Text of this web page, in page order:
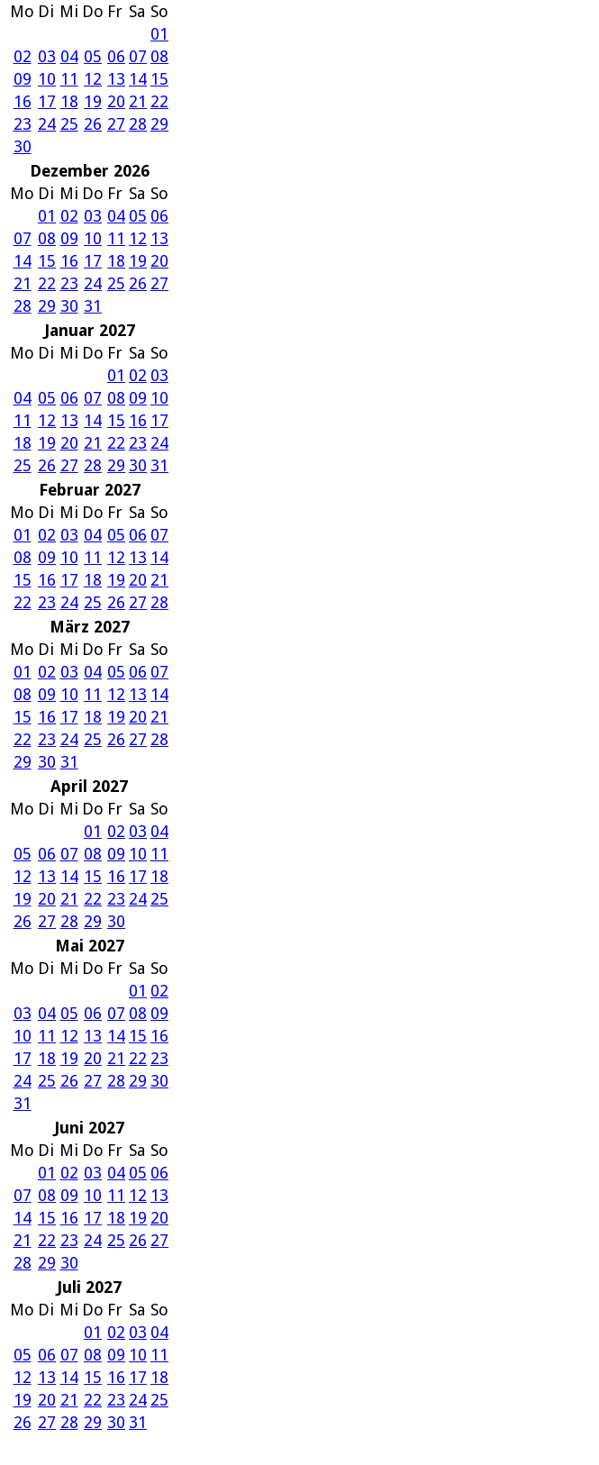
Mo Di Mi Do Fr Sa So
01
02 03 04 05 06 07 08
09 10 11 12 13 14 15
16 17 18 19 20 21 22
23 24 25 26 27 28 29
30
Dezember 2026
Mo Di Mi Do Fr Sa So
01 02 03 04 05 06
07 08 09 10 11 12 13
14 15 16 17 18 19 20
21 22 23 24 25 26 27
28 29 30 31
Januar 2027
Mo Di Mi Do Fr Sa So
01 02 03
04 05 06 07 08 09 10
11 12 13 14 15 16 17
18 19 20 21 22 23 24
25 26 27 28 29 30 31
Februar 2027
Mo Di Mi Do Fr Sa So
01 02 03 04 05 06 07
08 09 10 11 12 13 14
15 16 17 18 19 20 21
22 23 24 25 26 27 28
März 2027
Mo Di Mi Do Fr Sa So
01 02 03 04 05 06 07
08 09 10 11 12 13 14
15 16 17 18 19 20 21
22 23 24 25 26 27 28
29 30 31
April 2027
Mo Di Mi Do Fr Sa So
01 02 03 04
05 06 07 08 09 10 11
12 13 14 15 16 17 18
19 20 21 22 23 24 25
26 27 28 29 30
Mai 2027
Mo Di Mi Do Fr Sa So
01 02
03 04 05 06 07 08 09
10 11 12 13 14 15 16
17 18 19 20 21 22 23
24 25 26 27 28 29 30
31
Juni 2027
Mo Di Mi Do Fr Sa So
01 02 03 04 05 06
07 08 09 10 11 12 13
14 15 16 17 18 19 20
21 22 23 24 25 26 27
28 29 30
Juli 2027
Mo Di Mi Do Fr Sa So
01 02 03 04
05 06 07 08 09 10 11
12 13 14 15 16 17 18
19 20 21 22 23 24 25
26 27 28 29 30 31